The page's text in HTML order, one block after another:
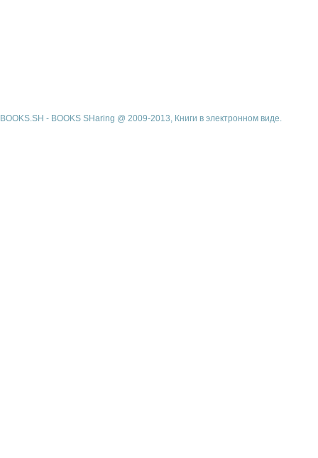
BOOKS.SH - BOOKS SHaring @ 2009-2013, Книги в электронном виде.